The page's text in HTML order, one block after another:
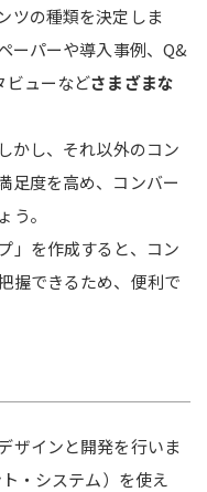
ツの種類を決定しま
ーパーや導入事例、Q&
ビューなどさまざまな
かし、それ以外のコン
足度を高め、コンバー
。
」を作成すると、コン
握できるため、便利で
ザインと開発を行いま
・システム）を使え